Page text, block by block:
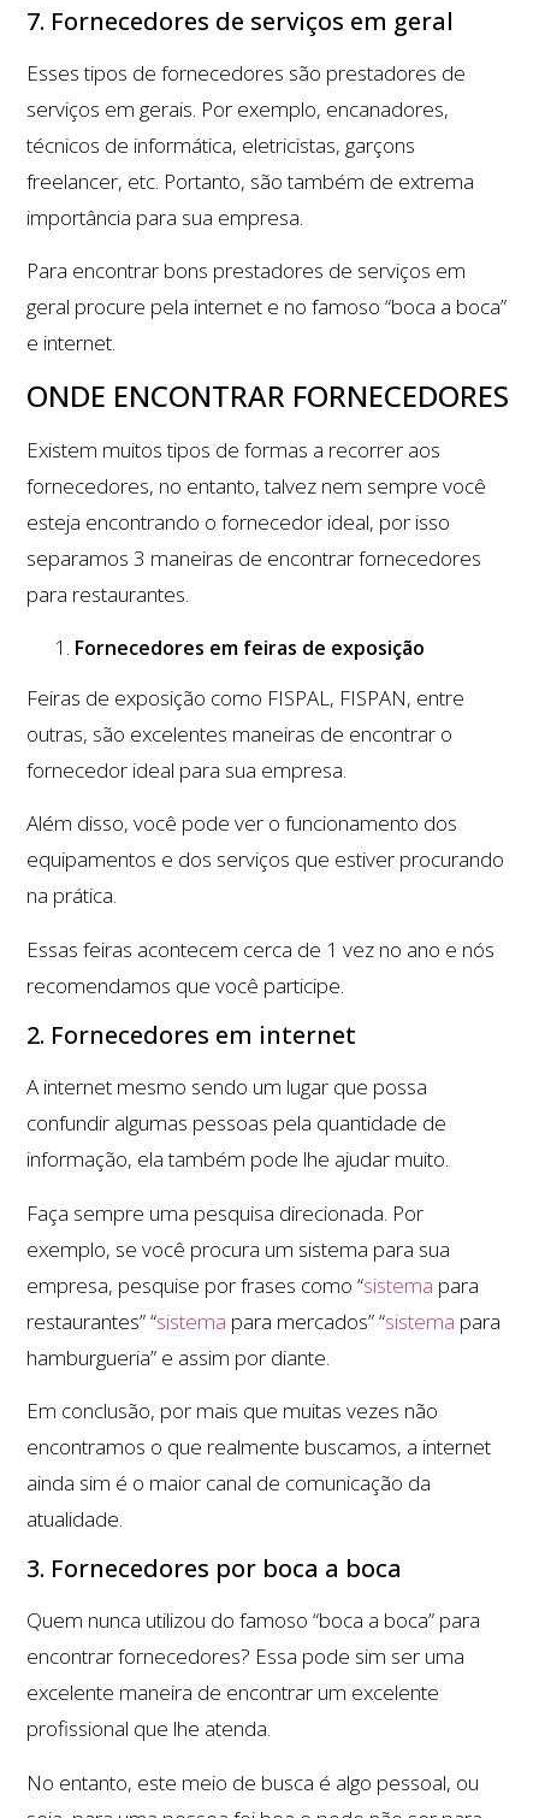
7. Fornecedores de serviços em geral
Esses tipos de fornecedores são prestadores de
serviços em gerais. Por exemplo, encanadores,
técnicos de informática, eletricistas, garçons
freelancer, etc. Portanto, são também de extrema
importância para sua empresa.
Para encontrar bons prestadores de serviços em
geral procure pela internet e no famoso “boca a boca”
e internet.
ONDE ENCONTRAR FORNECEDORES
Existem muitos tipos de formas a recorrer aos
fornecedores, no entanto, talvez nem sempre você
esteja encontrando o fornecedor ideal, por isso
separamos 3 maneiras de encontrar fornecedores
para restaurantes.
Fornecedores em feiras de exposição
Feiras de exposição como FISPAL, FISPAN, entre
outras, são excelentes maneiras de encontrar o
fornecedor ideal para sua empresa.
Além disso, você pode ver o funcionamento dos
equipamentos e dos serviços que estiver procurando
na prática.
Essas feiras acontecem cerca de 1 vez no ano e nós
recomendamos que você participe.
2. Fornecedores em internet
A internet mesmo sendo um lugar que possa
confundir algumas pessoas pela quantidade de
informação, ela também pode lhe ajudar muito.
Faça sempre uma pesquisa direcionada. Por
exemplo, se você procura um sistema para sua
empresa, pesquise por frases como “sistema para
restaurantes” “sistema para mercados” “sistema para
hamburgueria” e assim por diante.
Em conclusão, por mais que muitas vezes não
encontramos o que realmente buscamos, a internet
ainda sim é o maior canal de comunicação da
atualidade.
3. Fornecedores por boca a boca
Quem nunca utilizou do famoso “boca a boca” para
encontrar fornecedores? Essa pode sim ser uma
excelente maneira de encontrar um excelente
profissional que lhe atenda.
No entanto, este meio de busca é algo pessoal, ou